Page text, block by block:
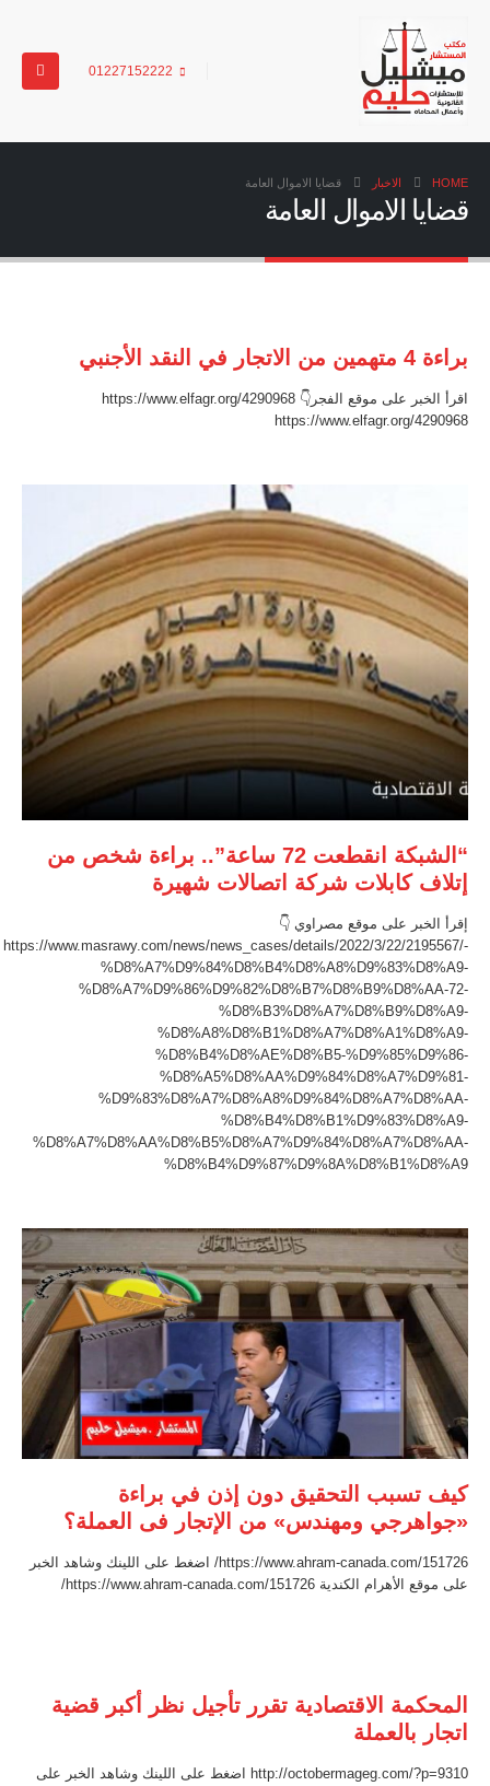
01227152222
HOME الاخبار قضايا الاموال العامة
قضايا الاموال العامة
براءة 4 متهمين من الاتجار في النقد الأجنبي
اقرأ الخبر على موقع الفجر👇 https://www.elfagr.org/4290968
https://www.elfagr.org/4290968
“الشبكة انقطعت 72 ساعة”.. براءة شخص من
إتلاف كابلات شركة اتصالات شهيرة
إقرأ الخبر على موقع مصراوي 👇
https://www.masrawy.com/news/news_cases/details/2022/3/22/2195567/-
%D8%A7%D9%84%D8%B4%D8%A8%D9%83%D8%A9-
%D8%A7%D9%86%D9%82%D8%B7%D8%B9%D8%AA-72-
%D8%B3%D8%A7%D8%B9%D8%A9-
%D8%A8%D8%B1%D8%A7%D8%A1%D8%A9-
%D8%B4%D8%AE%D8%B5-%D9%85%D9%86-
%D8%A5%D8%AA%D9%84%D8%A7%D9%81-
%D9%83%D8%A7%D8%A8%D9%84%D8%A7%D8%AA-
%D8%B4%D8%B1%D9%83%D8%A9-
%D8%A7%D8%AA%D8%B5%D8%A7%D9%84%D8%A7%D8%AA-
%D8%B4%D9%87%D9%8A%D8%B1%D8%A9
كيف تسبب التحقيق دون إذن في براءة
«جواهرجي ومهندس» من الإتجار فى العملة؟
https://www.ahram-canada.com/151726/ اضغط على اللينك وشاهد الخبر
على موقع الأهرام الكندية https://www.ahram-canada.com/151726/
المحكمة الاقتصادية تقرر تأجيل نظر أكبر قضية
اتجار بالعملة
http://octobermageg.com/?p=9310 اضغط على اللينك وشاهد الخبر على